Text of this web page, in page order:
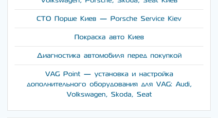
СТО Порше Киев — Porsche Service Kiev
Покраска авто Киев
Диагностика автомобиля перед покупкой
VAG Point — установка и настройка
дополнительного оборудования для VAG: Audi,
Volkswagen, Skoda, Seat